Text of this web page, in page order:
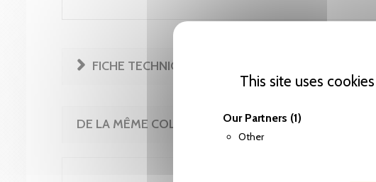
This site uses
Our Partners (1)
Other
FICHE TECHNIQUE
DE LA MÊME COLLECTION